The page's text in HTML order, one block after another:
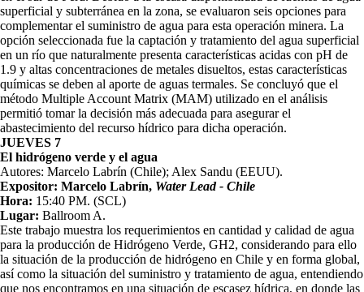
superficial y subterránea en la zona, se evaluaron seis opciones para
complementar el suministro de agua para esta operación minera. La
opción seleccionada fue la captación y tratamiento del agua superficial
en un río que naturalmente presenta características acidas con pH de
1.9 y altas concentraciones de metales disueltos, estas características
químicas se deben al aporte de aguas termales. Se concluyó que el
método Multiple Account Matrix (MAM) utilizado en el análisis
permitió tomar la decisión más adecuada para asegurar el
abastecimiento del recurso hídrico para dicha operación.
JUEVES 7
El hidrógeno verde y el agua
Autores: Marcelo Labrín (Chile); Alex Sandu (EEUU).
Expositor: Marcelo Labrín, Water Lead - Chile
Hora: 15:40 PM. (SCL)
Lugar: Ballroom A.
Este trabajo muestra los requerimientos en cantidad y calidad de agua
para la producción de Hidrógeno Verde, GH2, considerando para ello
la situación de la producción de hidrógeno en Chile y en forma global,
así como la situación del suministro y tratamiento de agua, entendiendo
que nos encontramos en una situación de escasez hídrica, en donde las